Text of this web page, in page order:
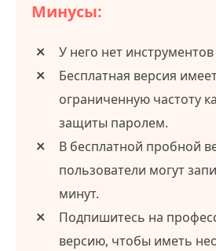
Минусы:
У него нет
Бесплатная версия
ограниченную частоту
защиты паролем.
В бесплатной пробной
пользователи могут
минут.
Подпишитесь на
версию, чтобы иметь